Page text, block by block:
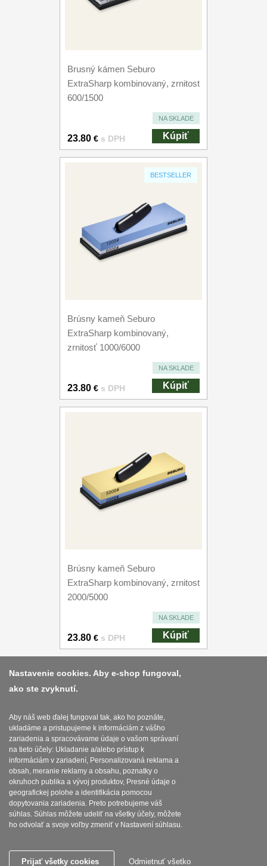
Brusný kámen Seburo
ExtraSharp kombinovaný, zrnitost
600/1500
NA SKLADE
23.80 € s DPH Kúpiť
BESTSELLER
Brúsny kameň Seburo
ExtraSharp kombinovaný,
zrnitosť 1000/6000
NA SKLADE
23.80 € s DPH Kúpiť
Brúsny kameň Seburo
ExtraSharp kombinovaný, zrnitost
2000/5000
NA SKLADE
23.80 € s DPH Kúpiť
Platba a dodávka
Obchodní podmínky
Zasady zpracovani osobnich udaju
Reklamační řád
Nastavenie cookies. Aby e-shop fungoval,
ako ste zvyknutí.
Aby náš web ďalej fungoval tak, ako ho poznáte,
ukladáme a pristupujeme k informáciám z vášho
zariadenia a spracovávame údaje o vašom správaní
na tieto účely: Ukladanie a/alebo prístup k
informáciám v zariadení, Personalizovaná reklama a
obsah, meranie reklamy a obsahu, poznatky o
okruhoch publika a vývoj produktov, Presné údaje o
geografickej polohe a identifikácia pomocou
dopytovania zariadenia. Preto potrebujeme váš
súhlas. Súhlas môžete udeliť na všetky účely, môžete
ho odvolať a svoje voľby zmeniť v Nastavení súhlasu.
Prijať všetky cookies Odmietnuť všetko